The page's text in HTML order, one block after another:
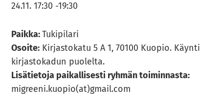
24.11. 17:30 -19:30
Paik­ka:Tu­ki­pi­la­ri
Osoi­te: Kir­jas­to­ka­tu 5 A 1, 70100 Kuo­pio. Käyn­ti
kir­jas­to­ka­dun puo­lel­ta.
Li­sä­tie­to­ja pai­kal­li­ses­ti ryh­män toi­min­nas­ta:
migree­ni.kuo­pio(at)gmail.com